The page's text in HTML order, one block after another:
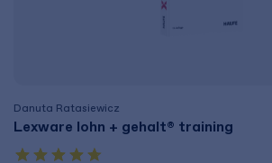
Danuta Ratasiewicz
Lexware lohn + gehalt® training